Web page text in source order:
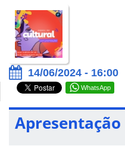
14/06/2024 - 16:00
WhatsApp
Apresentação